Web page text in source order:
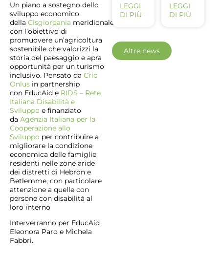
Un piano a sostegno dello
sviluppo economico
della Cisgiordania meridionale
con l’obiettivo di
promuovere un’agricoltura
sostenibile che valorizzi la
storia del paesaggio e apra
opportunità per un turismo
inclusivo. Pensato da Cric
Onlus in partnership
con EducAid e RIDS – Rete
Italiana Disabilità e
Sviluppo e finanziato
da Agenzia Italiana per la
Cooperazione allo
Sviluppo per contribuire a
migliorare la condizione
economica delle famiglie
residenti nelle zone aride
dei distretti di Hebron e
Betlemme, con particolare
attenzione a quelle con
persone con disabilità al
loro interno
Interverranno per EducAid
Eleonora Paro e Michela
Fabbri.
LEGGI
DI PIÙ
LEGGI
DI PIÙ
Altre news